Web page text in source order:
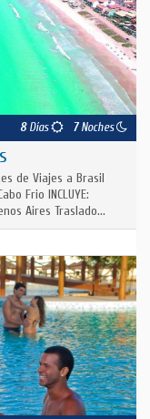
8Días 7Noches
de Viajes a Brasil
Frio INCLUYE:
Aires Traslado...